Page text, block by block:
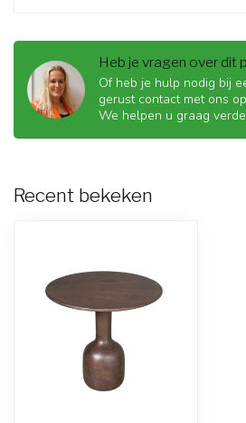
Heb je vragen over dit
Of heb je hulp nodig bij
gerust contact met ons
We helpen u graag
Recent bekeken